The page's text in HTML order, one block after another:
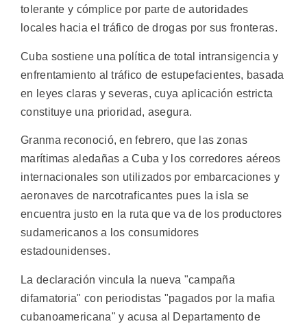
tolerante y cómplice por parte de autoridades
locales hacia el tráfico de drogas por sus fronteras.
Cuba sostiene una política de total intransigencia y
enfrentamiento al tráfico de estupefacientes, basada
en leyes claras y severas, cuya aplicación estricta
constituye una prioridad, asegura.
Granma reconoció, en febrero, que las zonas
marítimas aledañas a Cuba y los corredores aéreos
internacionales son utilizados por embarcaciones y
aeronaves de narcotraficantes pues la isla se
encuentra justo en la ruta que va de los productores
sudamericanos a los consumidores
estadounidenses.
La declaración vincula la nueva "campaña
difamatoria" con periodistas "pagados por la mafia
cubanoamericana" y acusa al Departamento de